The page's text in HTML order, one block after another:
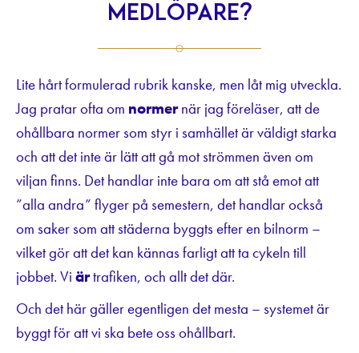
medlöpare?
Lite hårt formulerad rubrik kanske, men låt mig utveckla.
Jag pratar ofta om normernär jag föreläser, att de
ohållbara normer som styr i samhället är väldigt starka
och att det inte är lätt att gå mot strömmen även om
viljan finns. Det handlar inte bara om att stå emot att
”alla andra” flyger på semestern, det handlar också
om saker som att städerna byggts efter en bilnorm –
vilket gör att det kan kännas farligt att ta cykeln till
jobbet. Vi ärtrafiken, och allt det där.
Och det här gäller egentligen det mesta – systemet är
byggt för att vi ska bete oss ohållbart.